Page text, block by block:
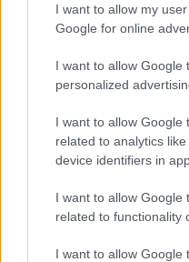
I want to allow my
Google for online
I want to allow Google
personalized
I want to allow Google
related to analytics
device identifiers in
I want to allow Google
related to functionality
I want to allow Google